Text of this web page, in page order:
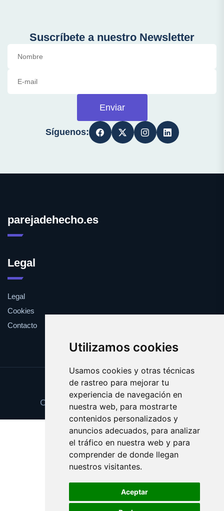
Utilizamos cookies
Usamos cookies y otras técnicas
de rastreo para mejorar tu
experiencia de navegación en
nuestra web, para mostrarte
contenidos personalizados y
anuncios adecuados, para analizar
el tráfico en nuestra web y para
comprender de donde llegan
nuestros visitantes.
Aceptar
Suscríbete a nuestro Newsletter
Enviar
Síguenos:
parejadehecho.es
Legal
Legal
Cookies
Contacto
Update cookies preferences
Copyright © 2025 parejadehecho.es